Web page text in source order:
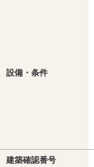
設備・条件
建築確認番号